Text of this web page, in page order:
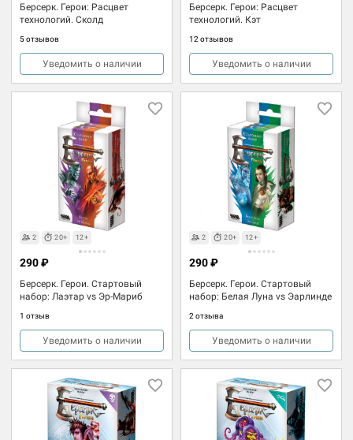
Берсерк. Герои: Расцвет
технологий. Сколд
5 отзывов
Уведомить о наличии
Берсерк. Герои: Расцвет
технологий. Кэт
12 отзывов
Уведомить о наличии
2 20+ 12+
Берсерк. Герои. Стартовый
набор: Лаэтар vs Эр-Мариб
1 отзыв
290 ₽
Уведомить о наличии
2 20+ 12+
Берсерк. Герои. Стартовый
набор: Белая Луна vs Эарлинде
2 отзыва
290 ₽
Уведомить о наличии